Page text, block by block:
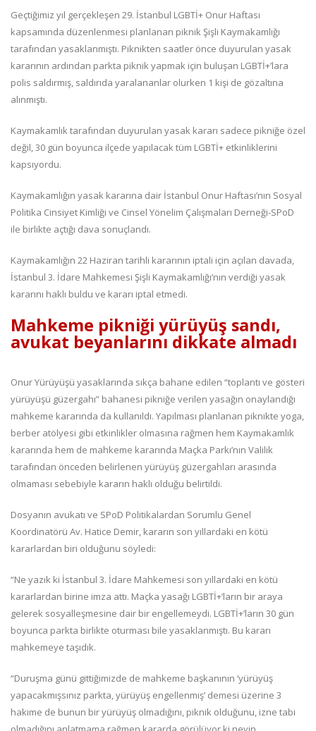
Geçtiğimiz yıl gerçekleşen 29. İstanbul LGBTİ+ Onur Haftası
kapsamında düzenlenmesi planlanan piknik Şişli Kaymakamlığı
tarafından yasaklanmıştı. Piknikten saatler önce duyurulan yasak
kararının ardından parkta piknik yapmak için buluşan LGBTİ+’lara
polis saldırmış, saldırıda yaralananlar olurken 1 kişi de gözaltına
alınmıştı.
Kaymakamlık tarafından duyurulan yasak kararı sadece pikniğe özel
değil, 30 gün boyunca ilçede yapılacak tüm LGBTİ+ etkinliklerini
kapsıyordu.
Kaymakamlığın yasak kararına dair İstanbul Onur Haftası’nın Sosyal
Politika Cinsiyet Kimliği ve Cinsel Yönelim Çalışmaları Derneği-SPoD
ile birlikte açtığı dava sonuçlandı.
Kaymakamlığın 22 Haziran tarihli kararının iptali için açılan davada,
İstanbul 3. İdare Mahkemesi Şişli Kaymakamlığı’nın verdiği yasak
kararını haklı buldu ve kararı iptal etmedi.
Mahkeme pikniği yürüyüş sandı,
avukat beyanlarını dikkate almadı
Onur Yürüyüşü yasaklarında sıkça bahane edilen “toplantı ve gösteri
yürüyüşü güzergahı” bahanesi pikniğe verilen yasağın onaylandığı
mahkeme kararında da kullanıldı. Yapılması planlanan piknikte yoga,
berber atölyesi gibi etkinlikler olmasına rağmen hem Kaymakamlık
kararında hem de mahkeme kararında Maçka Parkı’nın Valilik
tarafından önceden belirlenen yürüyüş güzergahları arasında
olmaması sebebiyle kararın haklı olduğu belirtildi.
Dosyanın avukatı ve SPoD Politikalardan Sorumlu Genel
Koordinatörü Av. Hatice Demir, kararın son yıllardaki en kötü
kararlardan biri olduğunu söyledi:
“Ne yazık ki İstanbul 3. İdare Mahkemesi son yıllardaki en kötü
kararlardan birine imza attı. Maçka yasağı LGBTİ+’ların bir araya
gelerek sosyalleşmesine dair bir engellemeydi. LGBTİ+’ların 30 gün
boyunca parkta birlikte oturması bile yasaklanmıştı. Bu kararı
mahkemeye taşıdık.
“Duruşma günü gittiğimizde de mahkeme başkanının ‘yürüyüş
yapacakmışsınız parkta, yürüyüş engellenmiş’ demesi üzerine 3
hakime de bunun bir yürüyüş olmadığını, piknik olduğunu, izne tabi